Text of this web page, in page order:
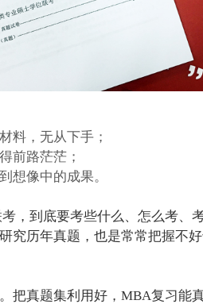
料，无从下手；
前路茫茫；
想像中的成果。
，到底要考些什么、怎么考、
究历年真题，也是常常把握不
把真题集利用好，MBA复习能